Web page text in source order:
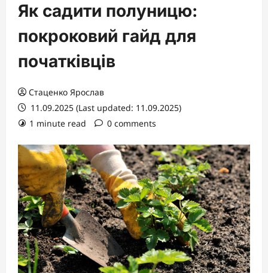
Як садити полуницю:
покроковий гайд для
початківців
Стаценко Ярослав
11.09.2025 (Last updated: 11.09.2025)
1 minute read
0 comments